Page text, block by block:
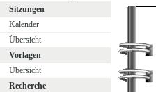
Sitzungen
Kalender
Übersicht
Vorlagen
Übersicht
Recherche